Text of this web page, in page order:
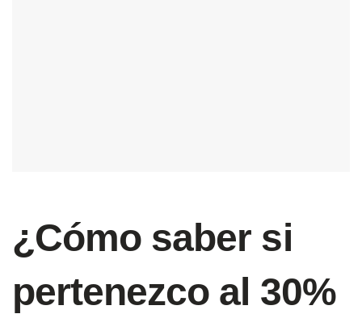
¿Cómo saber si
pertenezco al 30%